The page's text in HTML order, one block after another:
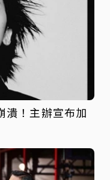
潰！主辦宣布加